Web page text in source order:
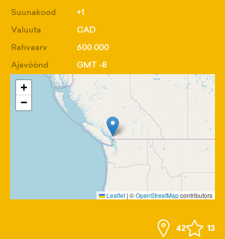
Suunakood
+1
Valuuta
CAD
Rahvaarv
600 000
Ajavöönd
GMT -8
+
−
Leaflet | ©OpenStreetMapcontributors
42 13